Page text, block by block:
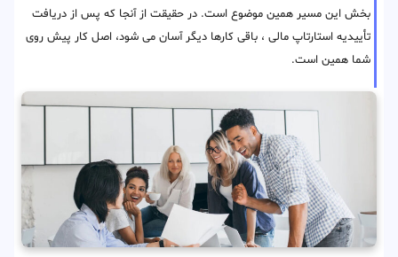
بخش این مسیر همین موضوع است. در حقیقت از آنجا که پس از دریافت
تأییدیه استارتاپ مالی ، باقی کارها دیگر آسان می شود، اصل کار پیش روی
شما همین است.